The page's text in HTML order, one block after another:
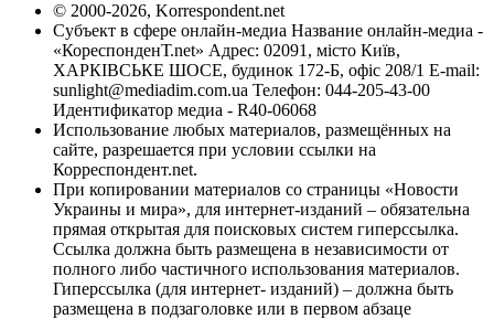
© 2000-2026, Korrespondent.net
Субъект в сфере онлайн-медиа Название онлайн-медиа -
«КореспонденТ.net» Адрес: 02091, місто Київ,
ХАРКІВСЬКЕ ШОСЕ, будинок 172-Б, офіс 208/1 E-mail:
sunlight@mediadim.com.ua Телефон: 044-205-43-00
Идентификатор медиа - R40-06068
Использование любых материалов, размещённых на
сайте, разрешается при условии ссылки на
Корреспондент.net.
При копировании материалов со страницы «Новости
Украины и мира», для интернет-изданий – обязательна
прямая открытая для поисковых систем гиперссылка.
Ссылка должна быть размещена в независимости от
полного либо частичного использования материалов.
Гиперссылка (для интернет- изданий) – должна быть
размещена в подзаголовке или в первом абзаце